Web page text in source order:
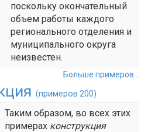
поскольку окончательный
объем работы каждого
регионального отделения и
муниципального округа
неизвестен.
Больше примеров...
(примеров 200)
Таким образом, во всех этих
примерах конструкция